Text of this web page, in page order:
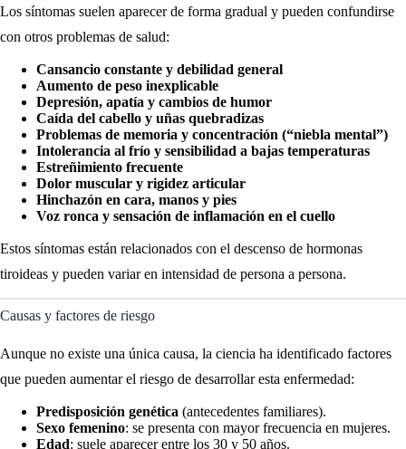
Los síntomas suelen aparecer de forma gradual y pueden confundirse
con otros problemas de salud:
Cansancio constante y debilidad general
Aumento de peso inexplicable
Depresión, apatía y cambios de humor
Caída del cabello y uñas quebradizas
Problemas de memoria y concentración (“niebla mental”)
Intolerancia al frío y sensibilidad a bajas temperaturas
Estreñimiento frecuente
Dolor muscular y rigidez articular
Hinchazón en cara, manos y pies
Voz ronca y sensación de inflamación en el cuello
Estos síntomas están relacionados con el descenso de hormonas
tiroideas y pueden variar en intensidad de persona a persona.
Causas y factores de riesgo
Aunque no existe una única causa, la ciencia ha identificado factores
que pueden aumentar el riesgo de desarrollar esta enfermedad:
Predisposición genética (antecedentes familiares).
Sexo femenino: se presenta con mayor frecuencia en mujeres.
Edad: suele aparecer entre los 30 y 50 años.